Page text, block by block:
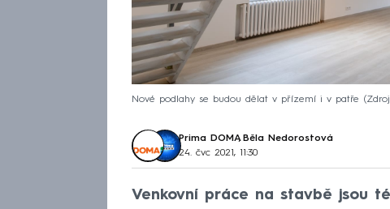
Nové podlahy se budou dělat v přízemí i v patře
Prima DOMA, Běla Nedorostová
24. čvc 2021, 11:30
Venkovní práce na stavbě jsou